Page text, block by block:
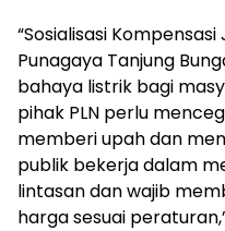
“Sosialisasi
Punagaya Tanjung
bahaya listrik bagi
pihak PLN perlu
memberi upah dan
publik bekerja dalam
lintasan dan wajib
harga sesuai